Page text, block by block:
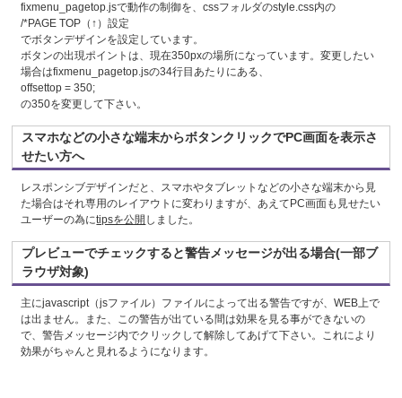
fixmenu_pagetop.jsで動作の制御を、cssフォルダのstyle.css内の
/*PAGE TOP（↑）設定
でボタンデザインを設定しています。
ボタンの出現ポイントは、現在350pxの場所になっています。変更したい
場合はfixmenu_pagetop.jsの34行目あたりにある、
offsettop = 350;
の350を変更して下さい。
スマホなどの小さな端末からボタンクリックでPC画面を表示さ
せたい方へ
レスポンシブデザインだと、スマホやタブレットなどの小さな端末から見
た場合はそれ専用のレイアウトに変わりますが、あえてPC画面も見せたい
ユーザーの為にtipsを公開 しました。
プレビューでチェックすると警告メッセージが出る場合(一部ブ
ラウザ対象)
主にjavascript（jsファイル）ファイルによって出る警告ですが、WEB上で
は出ません。また、この警告が出ている間は効果を見る事ができないの
で、警告メッセージ内でクリックして解除してあげて下さい。これにより
効果がちゃんと見れるようになります。